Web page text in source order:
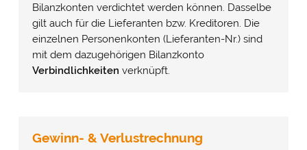
Bilanzkonten verdichtet werden können. Dasselbe
gilt auch für die Lieferanten bzw. Kreditoren. Die
einzelnen Personenkonten (Lieferanten-Nr.) sind
mit dem dazugehörigen Bilanzkonto
Verbindlichkeiten verknüpft.
Gewinn- & Verlustrechnung